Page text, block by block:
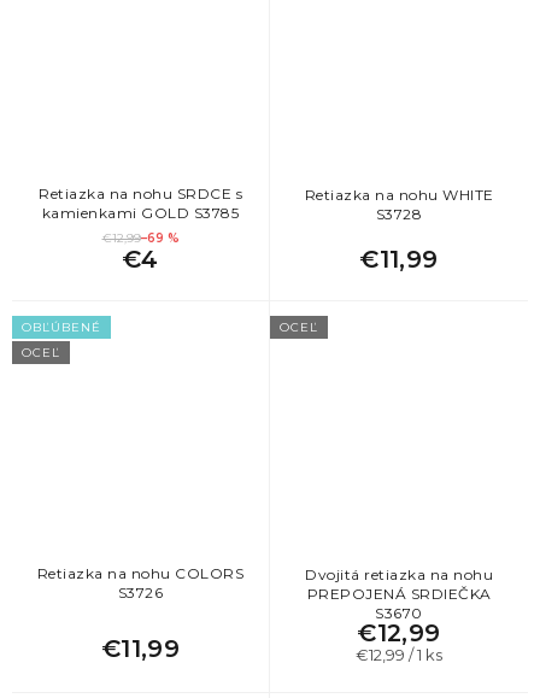
Retiazka na nohu SRDCE s
kamienkami GOLD S3785
€12,99–69 %
€4
Retiazka na nohu WHITE
S3728
€11,99
OBĽÚBENÉ
OCEĽ
Retiazka na nohu COLORS
S3726
€11,99
OCEĽ
Dvojitá retiazka na nohu
PREPOJENÁ SRDIEČKA
S3670
€12,99
Jednotková
€12,99 / 1 ks